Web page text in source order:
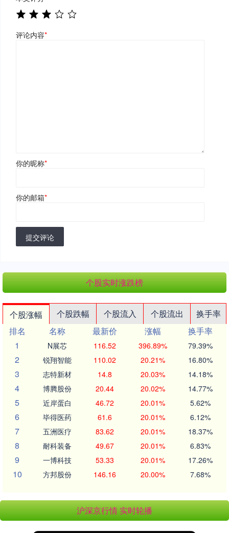
评论内容*
你的昵称*
你的邮箱*
提交评论
个股实时涨跌榜
个股涨幅 个股跌幅 个股流入 个股流出
换手率
排名
名称 最新价 涨幅
换手率
1
N展芯 116.52 396.89% 79.39%
2 锐翔智能 110.02 20.21% 16.80%
3 志特新材 14.8 20.03% 14.18%
4 博腾股份 20.44 20.02% 14.77%
5 近岸蛋白 46.72 20.01% 5.62%
6 毕得医药 61.6 20.01% 6.12%
7 五洲医疗 83.62 20.01% 18.37%
8 耐科装备 49.67 20.01% 6.83%
9 一博科技 53.33 20.01% 17.26%
10 方邦股份 146.16 20.00% 7.68%
沪深京行情 实时轮播